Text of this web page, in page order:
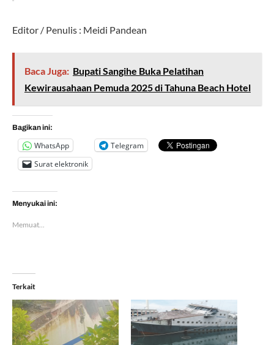
Editor / Penulis : Meidi Pandean
Baca Juga: Bupati Sangihe Buka Pelatihan
Kewirausahaan Pemuda 2025 di Tahuna Beach Hotel
Bagikan ini:
WhatsApp
Telegram
Surat elektronik
Menyukai ini:
Memuat...
Terkait